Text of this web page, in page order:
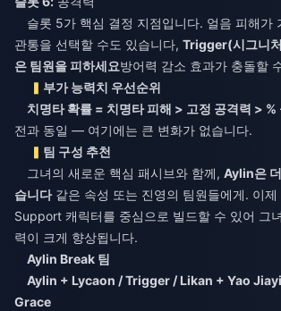
슬롯 5가 핵심 결정 지점입니다. 얼음 피해가
관통을 선택할 수도 있습니다, Trigger(시그니
은 팀원을 피하세요방어력 감소 효과가 충돌할
부가 능력치 우선순위
치명타 확률 = 치명타 피해 > 고정 공격력 > %
전과 동일 — 여기에는 큰 변화가 없습니다.
팀 구성 추천
그녀의 새로운 핵심 패시브와 함께, Aylin은
습니다같은 속성 또는 진영의 팀원들에게. 이제
Support 캐릭터를 중심으로 빌드할 수 있어 그
력이 크게 향상됩니다.
Aylin Break 팀
Aylin + Lycaon / Trigger / Likan + Yao
Grace